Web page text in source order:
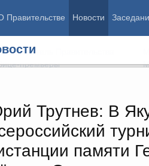
Правительстве Новости
Трутнев: В
памяти
Правительства
премьеры
Демография
Здоровье
Образование